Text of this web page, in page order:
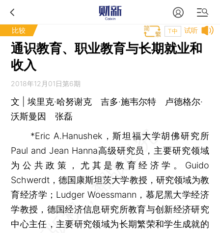
比较 试听
T中
通识教育、职业教育与长期就业和
收入
2018年12月01日第6期
文 | 埃里克·哈努谢克 吉多·施韦尔特 卢德格尔·
沃斯曼因 张磊
*Eric A.Hanushek，斯坦福大学胡佛研究所
Paul and Jean Hanna高级研究员，主要研究领域
为公共政策，尤其是教育经济学。Guido
Schwerdt，德国康斯坦茨大学教授，研究领域为教
育经济学；Ludger Woessmann，慕尼黑大学经济
学教授，德国经济信息研究所教育与创新经济研究
中心主任，主要研究领域为长期繁荣和学生成就的